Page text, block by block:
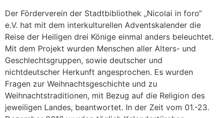
Der Förderverein der Stadtbibliothek „Nicolai in foro“
e.V. hat mit dem interkulturellen Adventskalender die
Reise der Heiligen drei Könige einmal anders beleuchtet.
Mit dem Projekt wurden Menschen aller Alters- und
Geschlechtsgruppen, sowie deutscher und
nichtdeutscher Herkunft angesprochen. Es wurden
Fragen zur Weihnachtsgeschichte und zu
Weihnachtstraditionen, mit Bezug auf die Religion des
jeweiligen Landes, beantwortet. In der Zeit vom 01.-23.